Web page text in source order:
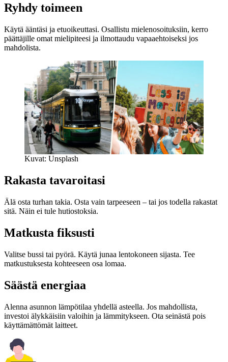
Ryhdy toimeen
Käytä ääntäsi ja etuoikeuttasi. Osallistu mielenosoituksiin, kerro
päättäjille omat mielipiteesi ja ilmottaudu vapaaehtoiseksi jos
mahdolista.
Kuvat: Unsplash
Rakasta tavaroitasi
Älä osta turhan takia. Osta vain tarpeeseen – tai jos todella rakastat
sitä. Näin ei tule hutiostoksia.
Matkusta fiksusti
Valitse bussi tai pyörä. Käytä junaa lentokoneen sijasta. Tee
matkustuksesta kohteeseen osa lomaa.
Säästä energiaa
Alenna asunnon lämpötilaa yhdellä asteella. Jos mahdollista,
investoi älykkäisiin valoihin ja lämmitykseen. Ota seinästä pois
käyttämättömät laitteet.